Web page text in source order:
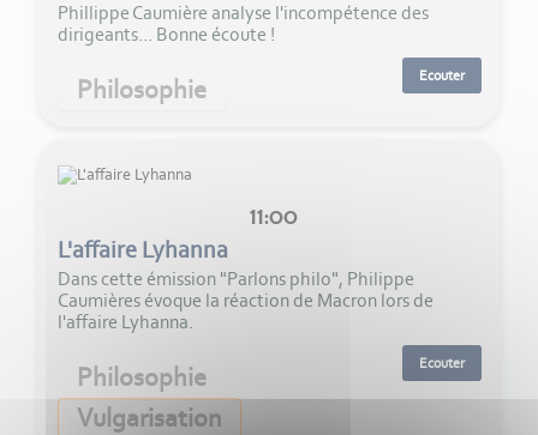
Phillippe Caumière analyse l'incompétence des
dirigeants... Bonne écoute !
Philosophie Ecouter
11:00
L'affaire Lyhanna
Dans cette émission "Parlons philo", Philippe
Caumières évoque la réaction de Macron lors de
l'affaire Lyhanna.
Philosophie
Vulgarisation
Ecouter